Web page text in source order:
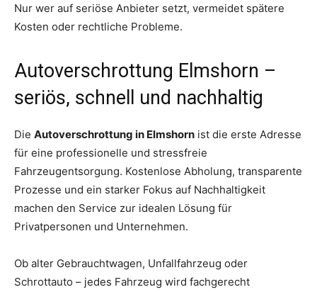
Nur wer auf seriöse Anbieter setzt, vermeidet spätere
Kosten oder rechtliche Probleme.
Autoverschrottung Elmshorn –
seriös, schnell und nachhaltig
Die Autoverschrottung in Elmshorn ist die erste Adresse
für eine professionelle und stressfreie
Fahrzeugentsorgung. Kostenlose Abholung, transparente
Prozesse und ein starker Fokus auf Nachhaltigkeit
machen den Service zur idealen Lösung für
Privatpersonen und Unternehmen.
Ob alter Gebrauchtwagen, Unfallfahrzeug oder
Schrottauto – jedes Fahrzeug wird fachgerecht